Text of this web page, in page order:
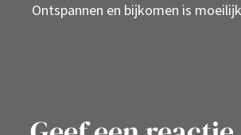
Ontspannen en bijkomen is